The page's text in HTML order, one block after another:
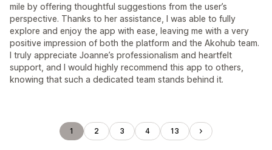
mile by offering thoughtful suggestions from the user’s
perspective. Thanks to her assistance, I was able to fully
explore and enjoy the app with ease, leaving me with a very
positive impression of both the platform and the Akohub team.
I truly appreciate Joanne’s professionalism and heartfelt
support, and I would highly recommend this app to others,
knowing that such a dedicated team stands behind it.
1 2 3 4 13